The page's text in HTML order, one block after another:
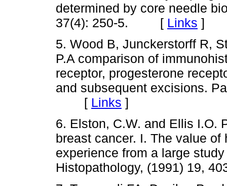
determined by core needle
37(4): 250-5. [ Links ]
5. Wood B, Junckerstorff R,
P.A comparison of
receptor, progesterone
and subsequent excisions.
[ Links ]
6. Elston, C.W. and Ellis I.O.
breast cancer. I. The value
experience from a large
Histopathology, (1991)